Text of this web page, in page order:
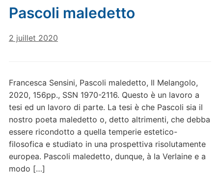
Pascoli maledetto
2 juillet 2020
Francesca Sensini, Pascoli maledetto, Il Melangolo,
2020, 156pp., SSN 1970-2116. Questo è un lavoro a
tesi ed un lavoro di parte. La tesi è che Pascoli sia il
nostro poeta maledetto o, detto altrimenti, che debba
essere ricondotto a quella temperie estetico-
filosofica e studiato in una prospettiva risolutamente
europea. Pascoli maledetto, dunque, à la Verlaine e a
modo […]